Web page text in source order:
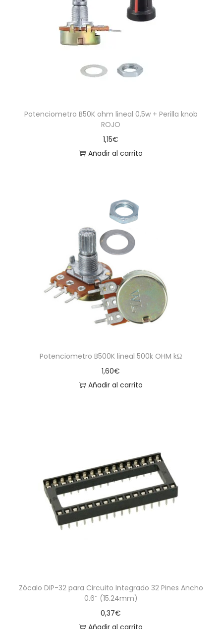
Potenciometro B50K ohm lineal 0,5w + Perilla knob
ROJO
1,15€
Añadir al carrito
Potenciometro B500K lineal 500k OHM kΩ
1,60€
Añadir al carrito
Zócalo DIP-32 para Circuito Integrado 32 Pines Ancho
0.6″ (15.24mm)
0,37€
Añadir al carrito